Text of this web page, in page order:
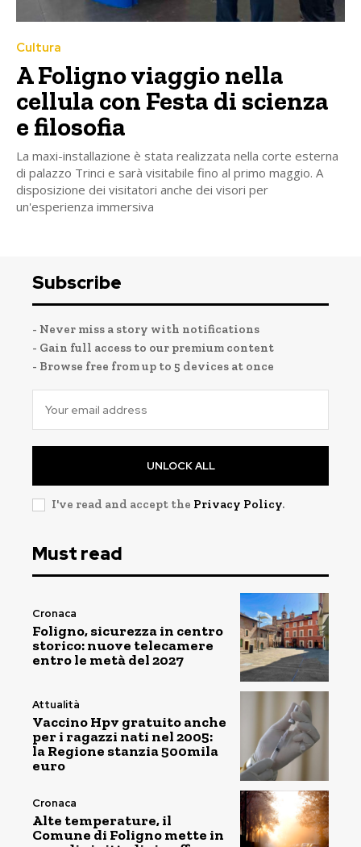
Cultura
A Foligno viaggio nella
cellula con Festa di scienza
e filosofia
La maxi-installazione è stata realizzata nella corte esterna
di palazzo Trinci e sarà visitabile fino al primo maggio. A
disposizione dei visitatori anche dei visori per
un'esperienza immersiva
Subscribe
- Never miss a story with notifications
- Gain full access to our premium content
- Browse free from up to 5 devices at once
UNLOCK ALL
I've read and accept the Privacy Policy.
Must read
Cronaca
Foligno, sicurezza in centro
storico: nuove telecamere
entro le metà del 2027
Attualità
Vaccino Hpv gratuito anche
per i ragazzi nati nel 2005:
la Regione stanzia 500mila
euro
Cronaca
Alte temperature, il
Comune di Foligno mette in